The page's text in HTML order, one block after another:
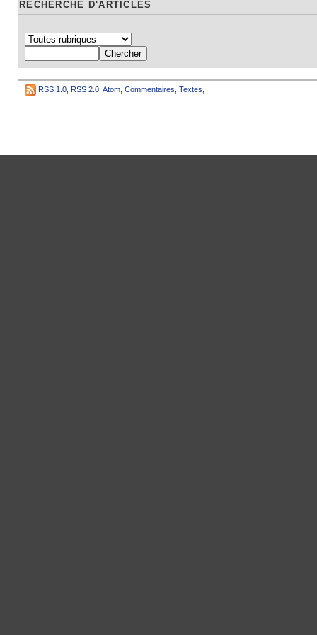
RECHERCHE D'ARTICLES
RSS 1.0 RSS 2.0 Atom Commentaires Textes